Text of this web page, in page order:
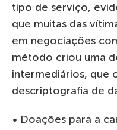
tipo de serviço,
que muitas das
em negociações
método criou uma
intermediários, que
descriptografia de
• Doações para a